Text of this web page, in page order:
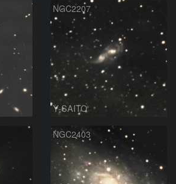
NGC2207
Y-SAITO
NGC2403